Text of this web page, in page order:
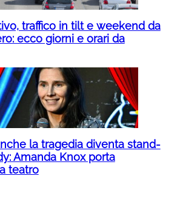
traffico in tilt e weekend da
ecco giorni e orari da
la tragedia diventa stand-
Amanda Knox porta
teatro